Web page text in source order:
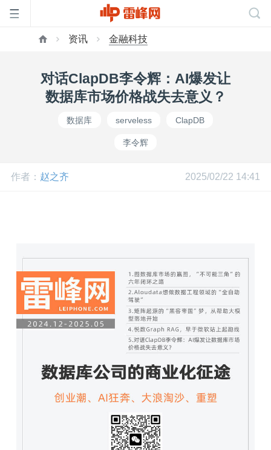
页
开
课
动
资讯 金融科技
对话ClapDB李令辉：AI爆发让
数据库市场价格战失去意义？
数据库 serveless ClapDB
李令辉
作者： 赵之齐 2025/02/22 14:41